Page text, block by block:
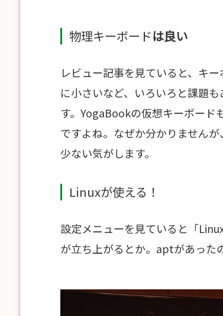
物理キーボードは良い
レビュー記事を見ていると、キ
に小さいなど、いろいろと課題
す。YogaBookの仮想キーボード
ですよね。なぜか分かりません
少ない気がします。
Linuxが使える！
設定メニューを見ていると「
が立ち上がるとか。aptがあった